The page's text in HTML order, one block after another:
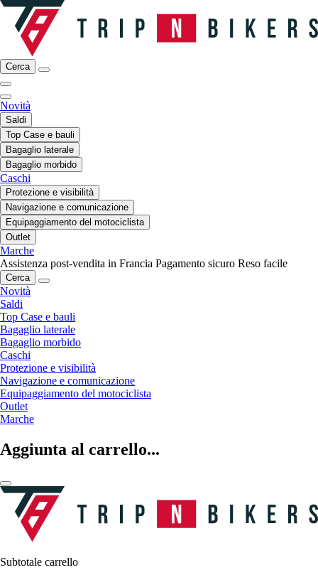
Cerca
Novità
Saldi
Top Case e bauli
Bagaglio laterale
Bagaglio morbido
Caschi
Protezione e visibilità
Navigazione e comunicazione
Equipaggiamento del motociclista
Outlet
Marche
Assistenza post-vendita in Francia Pagamento sicuro Reso facile
Cerca
Novità
Saldi
Top Case e bauli
Bagaglio laterale
Bagaglio morbido
Caschi
Protezione e visibilità
Navigazione e comunicazione
Equipaggiamento del motociclista
Outlet
Marche
Aggiunta al carrello...
Subtotale carrello